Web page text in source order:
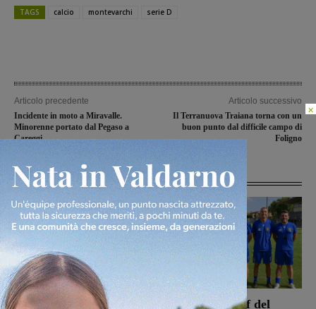
TAGS calcio montevarchi serie D
Articolo precedente
Incidente in moto a Miravalle.
Minorenne portato dal Pegaso a
Careggi
Articolo successivo
Il Terranuova Traiana torna con un
buon punto dal difficile campo di
Foligno
Articoli correlati
La Sangiovannese tiene Ufficiale lo staff del
×